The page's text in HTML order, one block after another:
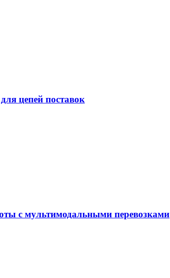
цепей поставок
с мультимодальными перевозками